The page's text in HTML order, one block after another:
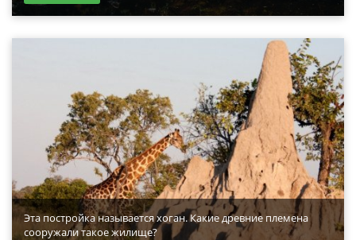
Эта постройка называется хоган. Какие древние племена
сооружали такое жилище?